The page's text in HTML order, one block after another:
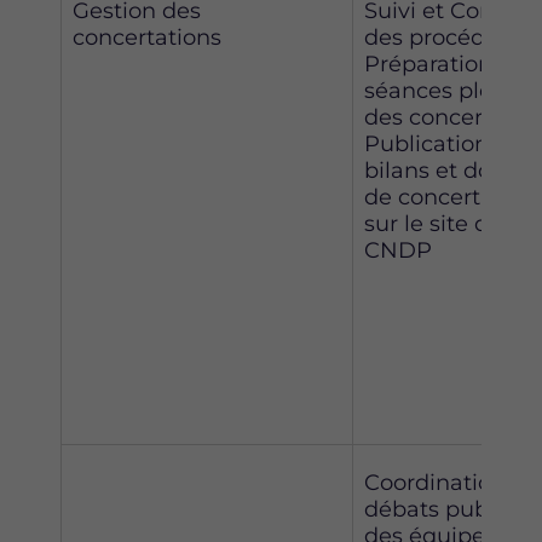
Gestion des
concertations
Suivi et Contrôle
des procédures
Préparation des
séances
des
Publication des
bilans et
de concertation
sur le site de la
CNDP
Coordination
débats publics
des équipes de